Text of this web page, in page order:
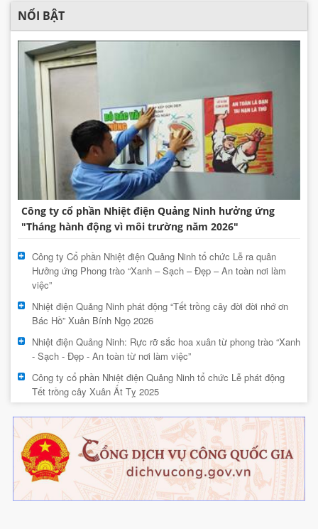
NỔI BẬT
Công ty cổ phần Nhiệt điện Quảng Ninh hưởng ứng
"Tháng hành động vì môi trường năm 2026"
Công ty Cổ phần Nhiệt điện Quảng Ninh tổ chức Lễ ra quân
Hưởng ứng Phong trào “Xanh – Sạch – Đẹp – An toàn nơi làm
việc”
Nhiệt điện Quảng Ninh phát động “Tết trồng cây đời đời nhớ ơn
Bác Hồ” Xuân Bính Ngọ 2026
Nhiệt điện Quảng Ninh: Rực rỡ sắc hoa xuân từ phong trào “Xanh
- Sạch - Đẹp - An toàn từ nơi làm việc”
Công ty cổ phần Nhiệt điện Quảng Ninh tổ chức Lễ phát động
Tết trồng cây Xuân Ất Tỵ 2025